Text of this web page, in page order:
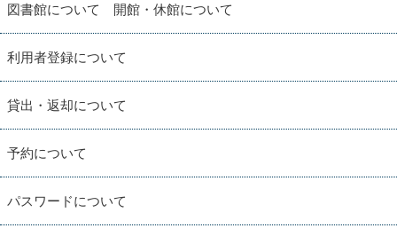
図書館について 開館・休館について
利用者登録について
貸出・返却について
予約について
パスワードについて